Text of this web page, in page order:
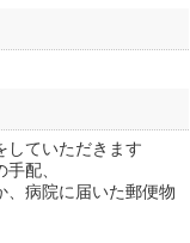
していただきます
配、
、病院に届いた郵便物